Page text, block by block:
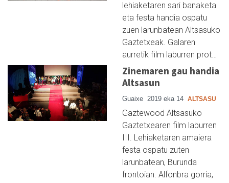
lehiaketaren sari banaketa
eta festa handia ospatu
zuen larunbatean Altsasuko
Gaztetxeak. Galaren
aurretik film laburren prot…
Zinemaren gau handia
Altsasun
Guaixe 2019 eka 14 ALTSASU
Gaztewood Altsasuko
Gaztetxearen film laburren
III. Lehiaketaren amaiera
festa ospatu zuten
larunbatean, Burunda
frontoian. Alfonbra gorria,